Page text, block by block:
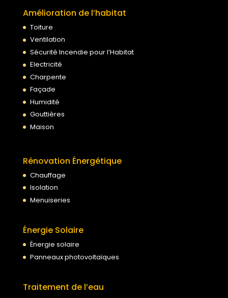
Amélioration de l’habitat
Toiture
Ventilation
Sécurité Incendie pour l’Habitat
Electricité
Charpente
Façade
Humidité
Gouttières
Maison
Rénovation Énergétique
Chauffage
Isolation
Menuiseries
Énergie Solaire
Énergie solaire
Panneaux photovoltaïques
Traitement de l’eau